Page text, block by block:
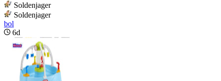
Soldenjager
Soldenjager
bol
6d